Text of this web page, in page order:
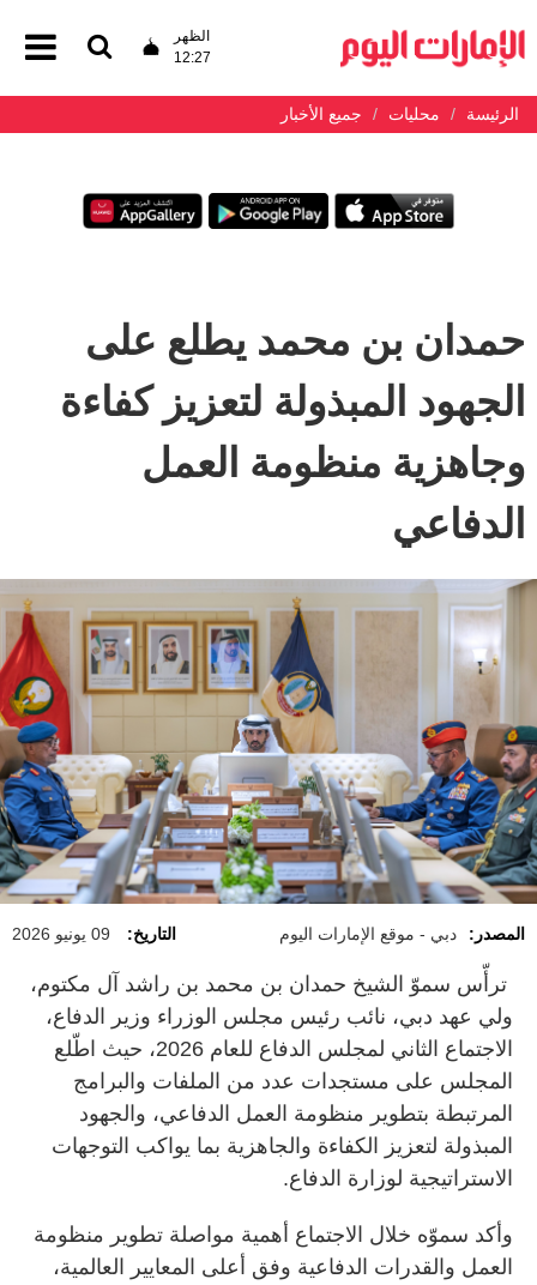
الظهر
12:27
الرئيسة محليات جميع الأخبار
حمدان بن محمد يطلع على
الجهود المبذولة لتعزيز كفاءة
وجاهزية منظومة العمل
الدفاعي
المصدر: دبي - موقع الإمارات اليوم التاريخ: 09 يونيو 2026
ترأّس سموّ الشيخ حمدان بن محمد بن راشد آل مكتوم،
ولي عهد دبي، نائب رئيس مجلس الوزراء وزير الدفاع،
الاجتماع الثاني لمجلس الدفاع للعام 2026، حيث اطّلع
المجلس على مستجدات عدد من الملفات والبرامج
المرتبطة بتطوير منظومة العمل الدفاعي، والجهود
المبذولة لتعزيز الكفاءة والجاهزية بما يواكب التوجهات
الاستراتيجية لوزارة الدفاع.
وأكد سموّه خلال الاجتماع أهمية مواصلة تطوير منظومة
العمل والقدرات الدفاعية وفق أعلى المعايير العالمية،